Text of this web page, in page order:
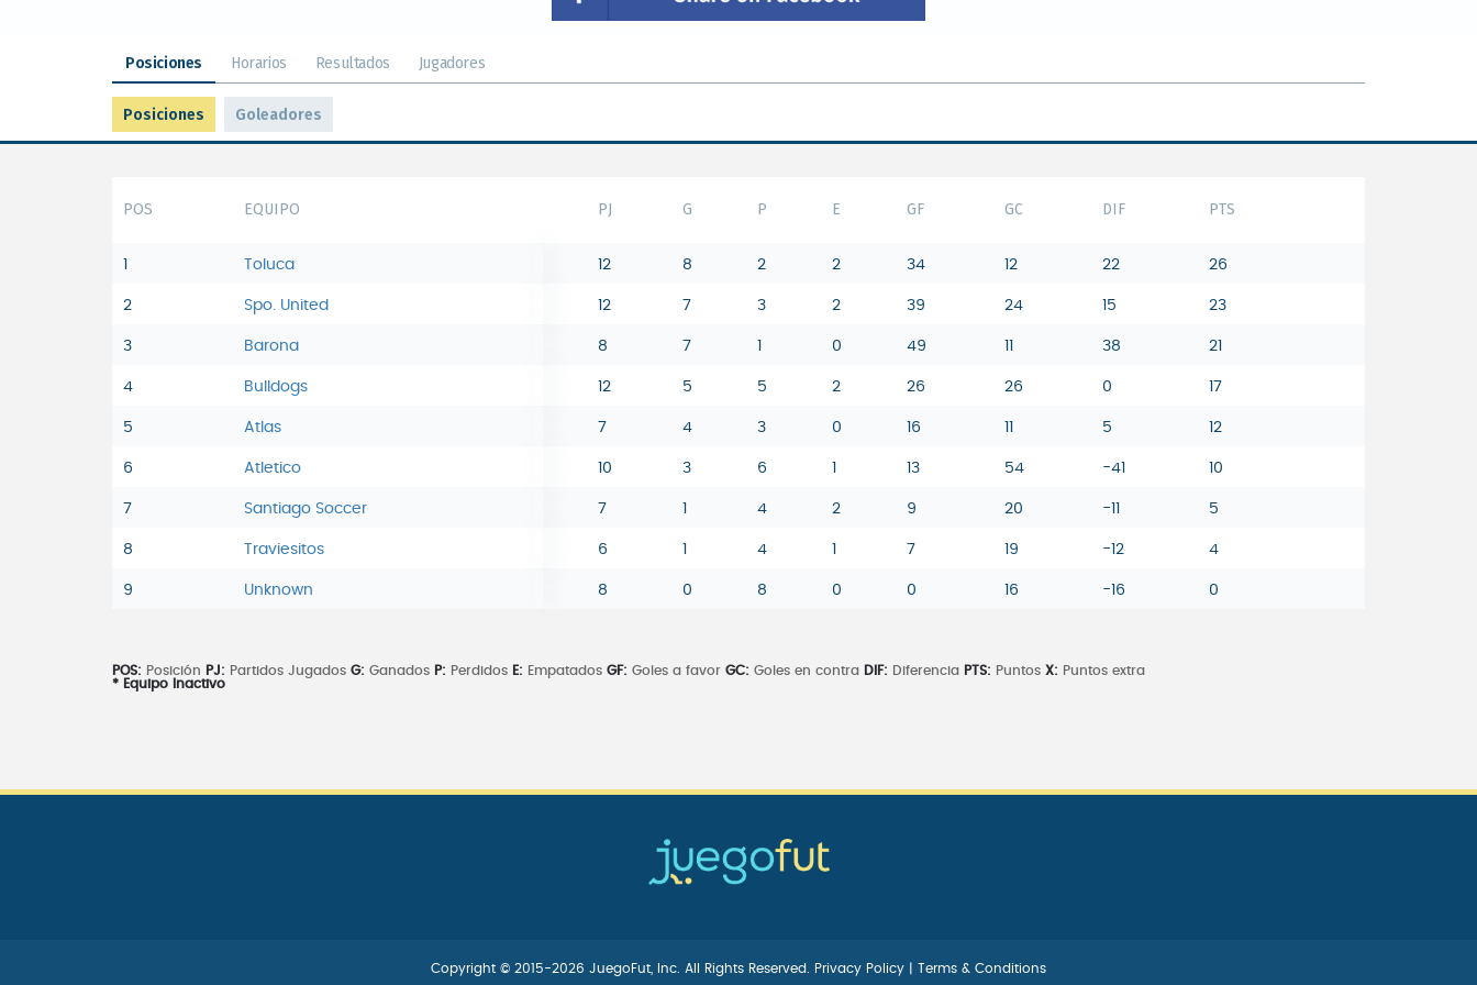
Posiciones Horarios Resultados Jugadores
Posiciones Goleadores
POS EQUIPO PJ G P E GF GC DIF PTS
Toluca 12 8 2 2 34 12 22 26
2 Spo. United 12 7 3 2 39 24 15 23
3 Barona 8 7 0 49 38 21
4 Bulldogs 12 5 5 2 26 26 0 17
5 Atlas 7 4 3 0 16 5 12
6 Atletico 10 3 6 13 54 -41 10
7 Santiago Soccer 7 4 2 9 20 -11 5
8 Traviesitos 6 4 7 19 -12 4
9 Unknown 8 0 8 0 0 16 -16 0
POS: Posición PJ: Partidos Jugados G: Ganados P: Perdidos E: Empatados GF: Goles a favor GC: Goles en contra DIF: Diferencia PTS: Puntos X: Puntos extra
* Equipo Inactivo
Copyright © 2015-2026 JuegoFut, Inc. All Rights Reserved. Privacy Policy Terms & Conditions